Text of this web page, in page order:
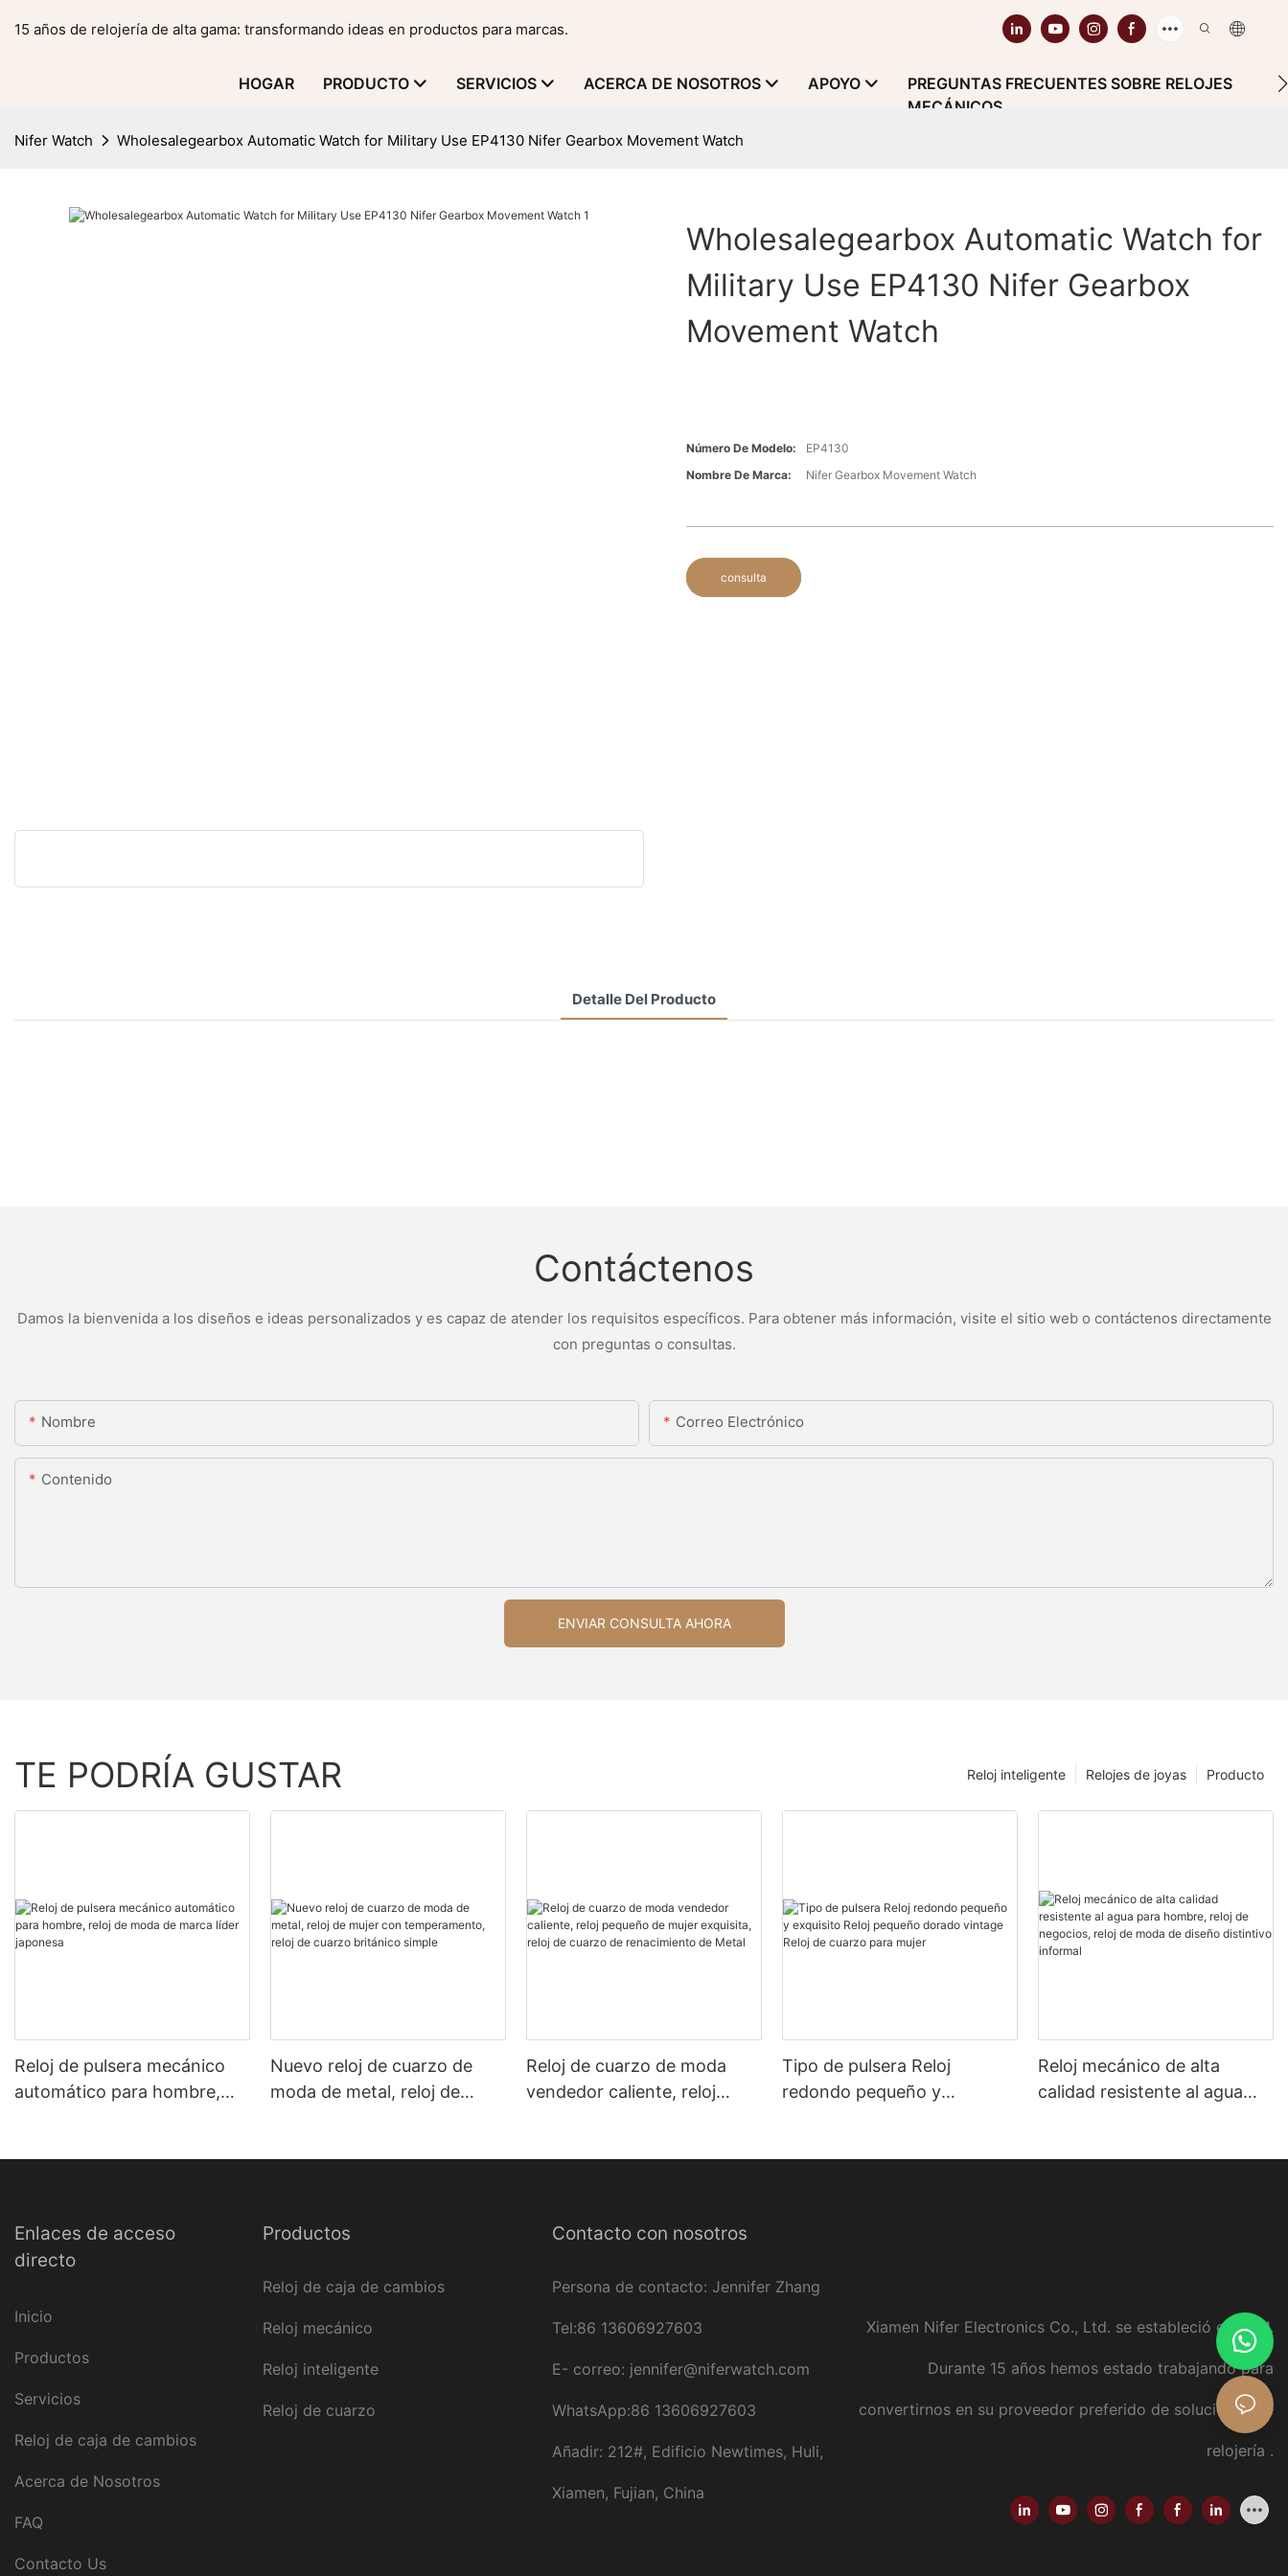
15 años de relojería de alta gama: transformando ideas en productos para marcas.
HOGAR PRODUCTO SERVICIOS ACERCA DE NOSOTROS APOYO
PREGUNTAS FRECUENTES SOBRE RELOJES
MECÁNICOS
Nifer Watch Wholesalegearbox Automatic Watch for Military Use EP4130 Nifer Gearbox Movement Watch
Wholesalegearbox Automatic Watch for
Military Use EP4130 Nifer Gearbox
Movement Watch
Número De Modelo:
EP4130
Nombre De Marca:
Nifer Gearbox Movement Watch
consulta
Detalle Del Producto
Contáctenos
Damos la bienvenida a los diseños e ideas personalizados y es capaz de atender los requisitos específicos. Para obtener más información, visite el sitio web o contáctenos directamente
con preguntas o consultas.
Nombre Correo Electrónico
Contenido
ENVIAR CONSULTA AHORA
TE PODRÍA GUSTAR Producto
Relojes de joyas
Reloj inteligente
Reloj de pulsera mecánico
automático para hombre,
Nuevo reloj de cuarzo de
moda de metal, reloj de
Reloj de cuarzo de moda
vendedor caliente, reloj
Tipo de pulsera Reloj
redondo pequeño y
Reloj mecánico de alta
calidad resistente al agua
Enlaces de acceso
directo
Inicio
Productos
Servicios
Reloj de caja de cambios
Acerca de Nosotros
FAQ
Contacto Us
Productos
Reloj de caja de cambios
Reloj mecánico
Reloj inteligente
Reloj de cuarzo
Contacto con nosotros
Persona de contacto: Jennifer Zhang
Tel:86 13606927603
E- correo: jennifer@niferwatch.com
WhatsApp:86 13606927603
Añadir: 212#, Edificio Newtimes, Huli,
Xiamen, Fujian, China
Xiamen Nifer Electronics Co., Ltd. se estableció en 2011.
Durante 15 años hemos estado trabajando para
convertirnos en su proveedor preferido de soluciones de
relojería .